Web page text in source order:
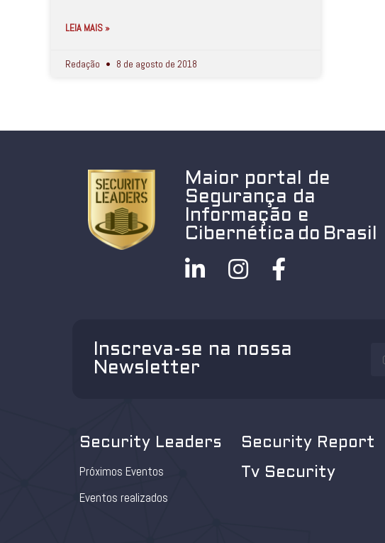
LEIA MAIS »
Redação 8 de agosto de 2018
Maior portal de
Segurança da
Informação e
Cibernética do Brasil
Inscreva-se na nossa
Newsletter
Security Leaders
Próximos Eventos
Eventos realizados
Security Report
Tv Security